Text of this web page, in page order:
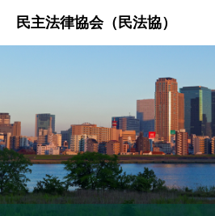
民法協とは
民主法律時報
決議・声明・意見書